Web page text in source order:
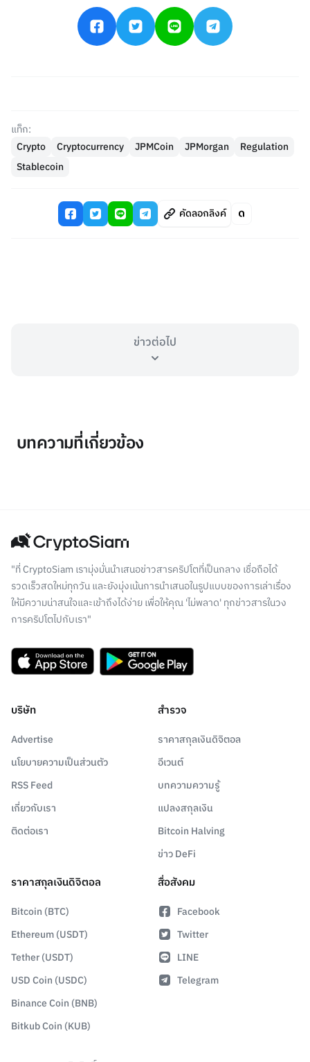
แท็ก:
Crypto
Cryptocurrency JPMCoin JPMorgan
Regulation
Stablecoin
คัดลอกลิงค์
ข่าวต่อไป
บทความที่เกี่ยวข้อง
"ที่ CryptoSiam เรามุ่งมั่นนำเสนอข่าวสารคริปโตที่เป็นกลาง เชื่อถือได้
รวดเร็วสดใหม่ทุกวัน และยังมุ่งเน้นการนำเสนอในรูปแบบของการเล่าเรื่อง
ให้มีความน่าสนใจและเข้าถึงได้ง่าย เพื่อให้คุณ 'ไม่พลาด' ทุกข่าวสารในวง
การคริปโตไปกับเรา"
บริษัท
Advertise
นโยบายความเป็นส่วนตัว
RSS Feed
เกี่ยวกับเรา
ติดต่อเรา
สำรวจ
ราคาสกุลเงินดิจิตอล
อีเวนต์
บทความความรู้
แปลงสกุลเงิน
Bitcoin Halving
ข่าว DeFi
ราคาสกุลเงินดิจิตอล
Bitcoin (BTC)
Ethereum (USDT)
Tether (USDT)
USD Coin (USDC)
Binance Coin (BNB)
Bitkub Coin (KUB)
สื่อสังคม
Facebook
Twitter
LINE
Telegram